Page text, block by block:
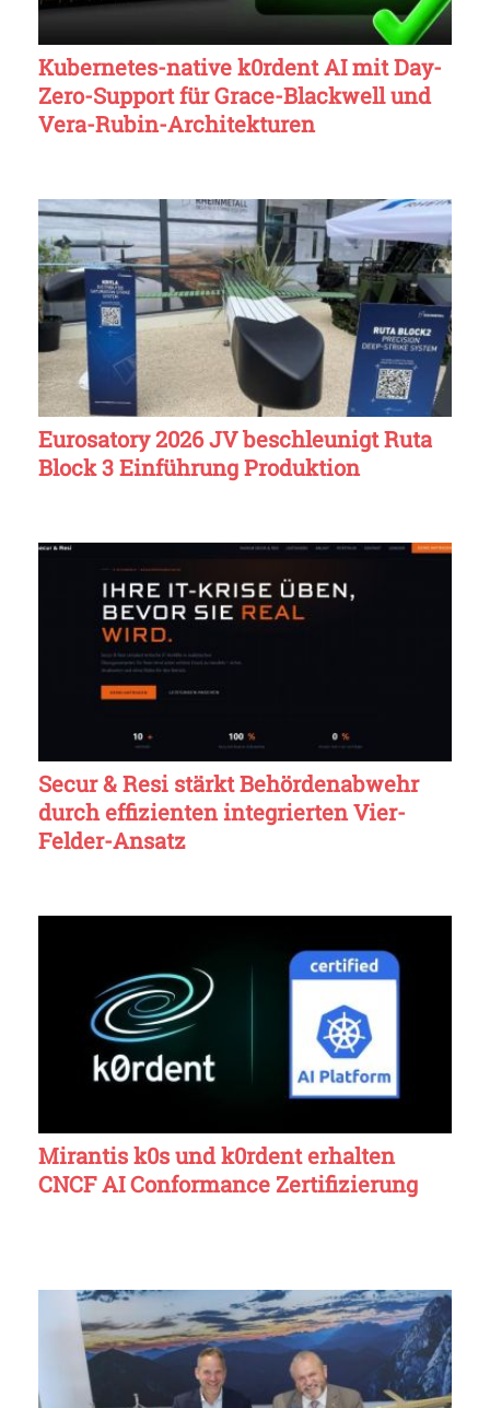
Kubernetes-native k0rdent AI mit Day-
Zero-Support für Grace-Blackwell und
Vera-Rubin-Architekturen
Eurosatory 2026 JV beschleunigt Ruta
Block 3 Einführung Produktion
Secur & Resi stärkt Behördenabwehr
durch effizienten integrierten Vier-
Felder-Ansatz
Mirantis k0s und k0rdent erhalten
CNCF AI Conformance Zertifizierung